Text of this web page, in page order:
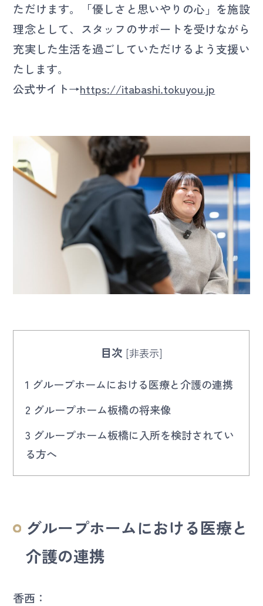
ただけます。「優しさと思いやりの心」を施設
理念として、スタッフのサポートを受けながら
充実した生活を過ごしていただけるよう支援い
たします。
公式サイト→https://itabashi.tokuyou.jp
目次 [非表示]
1 グループホームにおける医療と介護の連携
2 グループホーム板橋の将来像
3 グループホーム板橋に入所を検討されてい
る方へ
グループホームにおける医療と
介護の連携
香西：